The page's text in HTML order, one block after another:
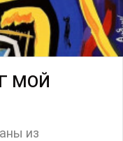
МОЙ
из